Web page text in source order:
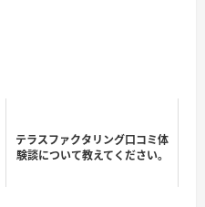
テラスファクタリング口コミ体
験談について教えてください。